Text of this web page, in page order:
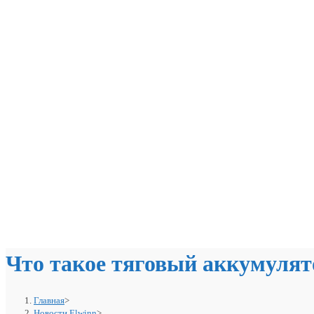
Что такое тяговый
Главная>